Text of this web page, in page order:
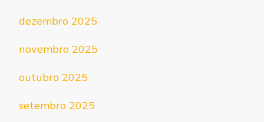
dezembro 2025
novembro 2025
outubro 2025
setembro 2025